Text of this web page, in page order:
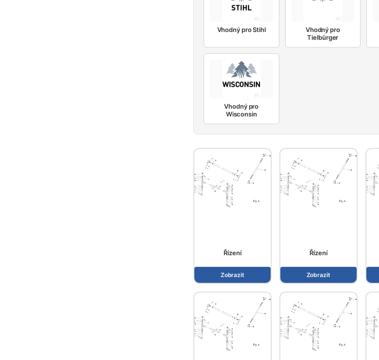
Vhodný pro Stihl
Vhodný pro
Tielbürger
Vhodný pro
Wisconsin
Řízení
Zobrazit
Řízení
Zobrazit